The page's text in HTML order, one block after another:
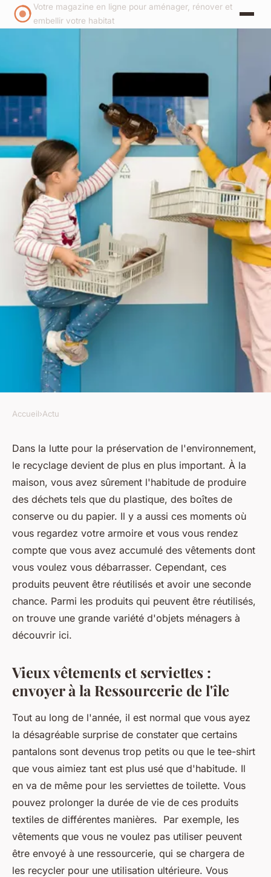
Votre magazine en ligne pour aménager, rénover et
embellir votre habitat
La Ressourcerie de l'île : Quels
sont les matériaux que vous
pouvez réutiliser grâce au
recyclage domestique ?
luc•23 janvier 2024• 2 min de lecture
Accueil›Actu
Dans la lutte pour la préservation de l'environnement,
le recyclage devient de plus en plus important. À la
maison, vous avez sûrement l'habitude de produire
des déchets tels que du plastique, des boîtes de
conserve ou du papier. Il y a aussi ces moments où
vous regardez votre armoire et vous vous rendez
compte que vous avez accumulé des vêtements dont
vous voulez vous débarrasser. Cependant, ces
produits peuvent être réutilisés et avoir une seconde
chance. Parmi les produits qui peuvent être réutilisés,
on trouve une grande variété d'objets ménagers à
découvrir ici.
Vieux vêtements et serviettes :
envoyer à la Ressourcerie de l'île
Tout au long de l'année, il est normal que vous ayez
la désagréable surprise de constater que certains
pantalons sont devenus trop petits ou que le tee-shirt
que vous aimiez tant est plus usé que d'habitude. Il
en va de même pour les serviettes de toilette. Vous
pouvez prolonger la durée de vie de ces produits
textiles de différentes manières. Par exemple, les
vêtements que vous ne voulez pas utiliser peuvent
être envoyé à une ressourcerie, qui se chargera de
les recycler pour une utilisation ultérieure. Vous